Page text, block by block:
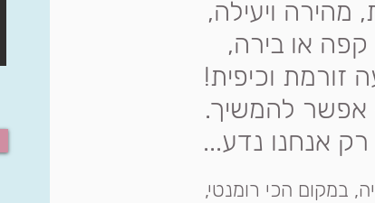
מהירה ויעילה,
קפה או בירה,
זורמת וכיפית!
אפשר להמשיך.
אנחנו נדע...
במקום הכי רומנטי,